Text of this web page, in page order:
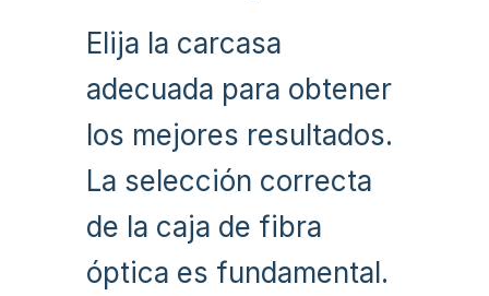
Elija la carcasa
adecuada para obtener
los mejores resultados.
La selección correcta
de la caja de fibra
óptica es fundamental.